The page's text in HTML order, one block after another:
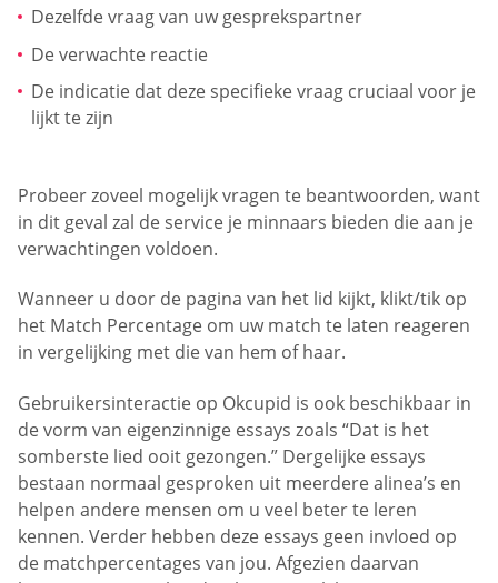
Dezelfde vraag van uw gesprekspartner
De verwachte reactie
De indicatie dat deze specifieke vraag cruciaal voor je
lijkt te zijn
Probeer zoveel mogelijk vragen te beantwoorden, want
in dit geval zal de service je minnaars bieden die aan je
verwachtingen voldoen.
Wanneer u door de pagina van het lid kijkt, klikt/tik op
het Match Percentage om uw match te laten reageren
in vergelijking met die van hem of haar.
Gebruikersinteractie op Okcupid is ook beschikbaar in
de vorm van eigenzinnige essays zoals “Dat is het
somberste lied ooit gezongen.” Dergelijke essays
bestaan normaal gesproken uit meerdere alinea’s en
helpen andere mensen om u veel beter te leren
kennen. Verder hebben deze essays geen invloed op
de matchpercentages van jou. Afgezien daarvan